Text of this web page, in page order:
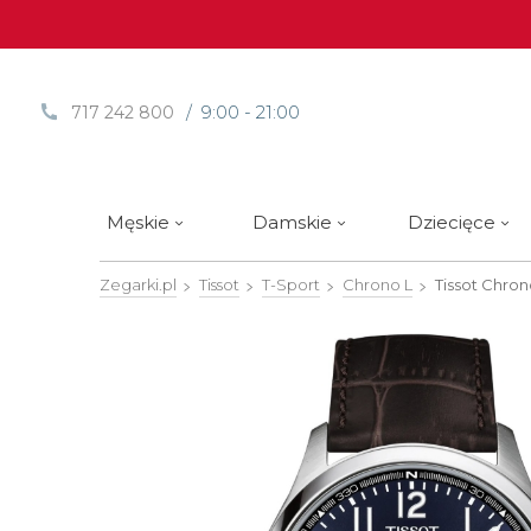
717 242 800 / 9:00 - 21:00
Męskie
Eleganckie
Klasyczne
Sportowe
Luksusowe
Nurkowe
Damskie
Eleganckie
Klasyczne
Sportowe
Luksusowe
Nurkowe
Dziecięce
Boccia Titanium
Candino
Edifice
Festina
FLIK-
G-
Zegarki.pl Tissot T-Sport Chrono L Tissot